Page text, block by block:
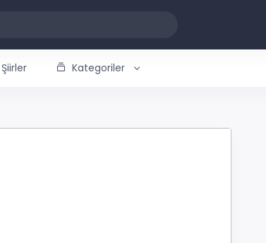
Şiirler Kategoriler